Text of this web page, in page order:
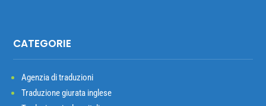
CATEGORIE
Agenzia di traduzioni
Traduzione giurata inglese